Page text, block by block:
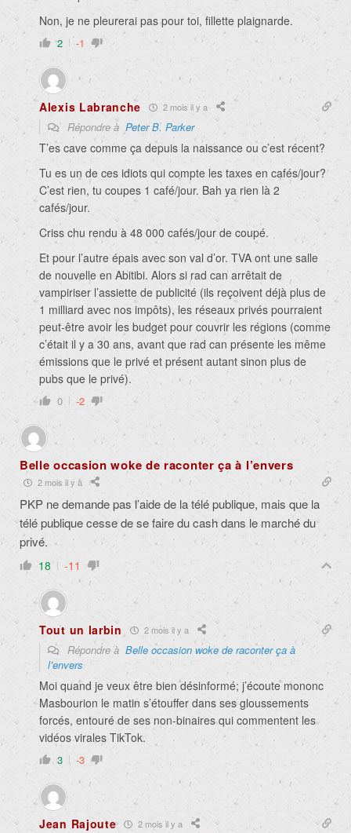
Non, je ne pleurerai pas pour toi, fillette plaignarde.
2 -1
Alexis Labranche 2 mois il y a
Répondre à Peter B. Parker
T’es cave comme ça depuis la naissance ou c’est récent?
Tu es un de ces idiots qui compte les taxes en cafés/jour?
C’est rien, tu coupes 1 café/jour. Bah ya rien là 2
cafés/jour.
Criss chu rendu à 48 000 cafés/jour de coupé.
Et pour l’autre épais avec son val d’or. TVA ont une salle
de nouvelle en Abitibi. Alors si rad can arrêtait de
vampiriser l’assiette de publicité (ils reçoivent déjà plus de
1 milliard avec nos impôts), les réseaux privés pourraient
peut-être avoir les budget pour couvrir les régions (comme
c’était il y a 30 ans, avant que rad can présente les même
émissions que le privé et présent autant sinon plus de
pubs que le privé).
0 -2
Belle occasion woke de raconter ça à l’envers
2 mois il y a
PKP ne demande pas l’aide de la télé publique, mais que la
télé publique cesse de se faire du cash dans le marché du
privé.
18 -11
Tout un larbin 2 mois il y a
Répondre à Belle occasion woke de raconter ça à
l’envers
Moi quand je veux être bien désinformé; j’écoute mononc
Masbourion le matin s’étouffer dans ses gloussements
forcés, entouré de ses non-binaires qui commentent les
vidéos virales TikTok.
3 -3
Jean Rajoute 2 mois il y a